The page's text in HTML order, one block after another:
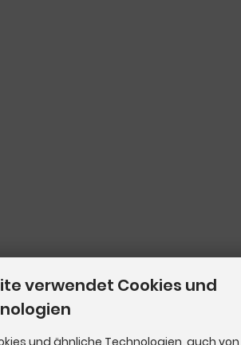
verwendet Cookies und
und ähnliche Technologien, auch von